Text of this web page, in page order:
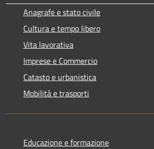
Anagrafe e stato civile
Cultura e tempo libero
Vita lavorativa
Imprese e Commercio
Catasto e urbanistica
Mobilità e trasporti
Educazione e formazione